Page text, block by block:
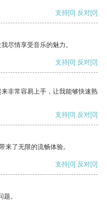
支持[0] 反对[0]
尽情享受音乐的魅力。
支持[0] 反对[0]
非常容易上手，让我能够快速熟
支持[0] 反对[0]
来了无限的流畅体验。
支持[0] 反对[0]
。